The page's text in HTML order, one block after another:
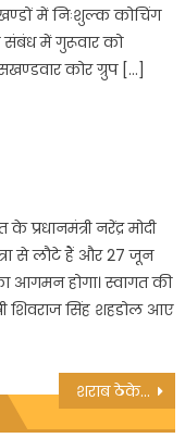
में निःशुल्क कोचिंग
संबंध में गुरूवार को
कोर ग्रुप […]
प्रधानमंत्री नरेंद्र मोदी
से लौटे हैं और 27 जून
आगमन होगा। स्वागत की
शिवराज सिंह शहडोल आए
शराब ठेकेदार के सामने असहाय नजर आती पुलिस एवं आबकारी विभाग